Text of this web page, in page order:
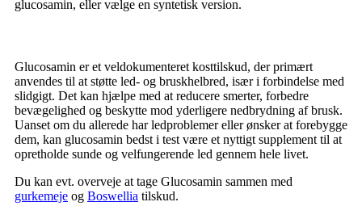
glucosamin, eller vælge en syntetisk version.
Glucosamin er et veldokumenteret kosttilskud, der primært
anvendes til at støtte led- og bruskhelbred, især i forbindelse med
slidgigt. Det kan hjælpe med at reducere smerter, forbedre
bevægelighed og beskytte mod yderligere nedbrydning af brusk.
Uanset om du allerede har ledproblemer eller ønsker at forebygge
dem, kan glucosamin bedst i test være et nyttigt supplement til at
opretholde sunde og velfungerende led gennem hele livet.
Du kan evt. overveje at tage Glucosamin sammen med
gurkemeje og Boswellia tilskud.